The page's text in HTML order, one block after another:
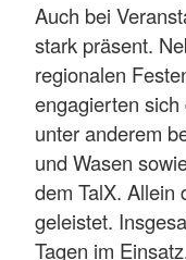
Auch bei
stark präsent.
regionalen
engagierten
unter anderem
und Wasen
dem TalX. Allein
geleistet.
Tagen im